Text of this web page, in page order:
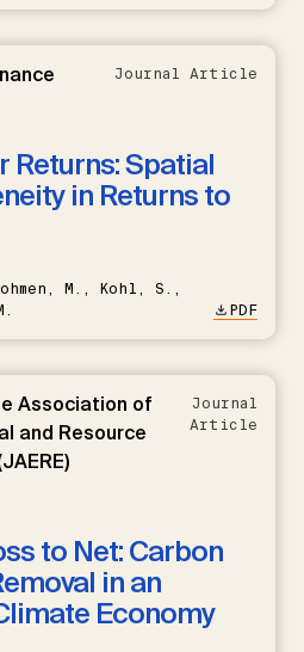
Journal Article
Returns: Spatial
in Returns to
M., Kohl, S.,
PDF
Association of
and Resource
Journal
Article
to Net: Carbon
in an
Economy